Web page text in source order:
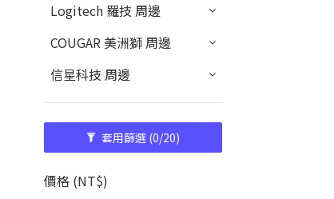
Logitech 羅技 周邊
COUGAR 美洲獅 周邊
信星科技 周邊
套用篩選 (0/20)
價格 (NT$)